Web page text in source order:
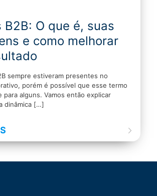
B2B: O que é, suas
e como melhorar
sempre estiveram presentes no
porém é possível que esse termo
para alguns. Vamos então explicar
dinâmica […]